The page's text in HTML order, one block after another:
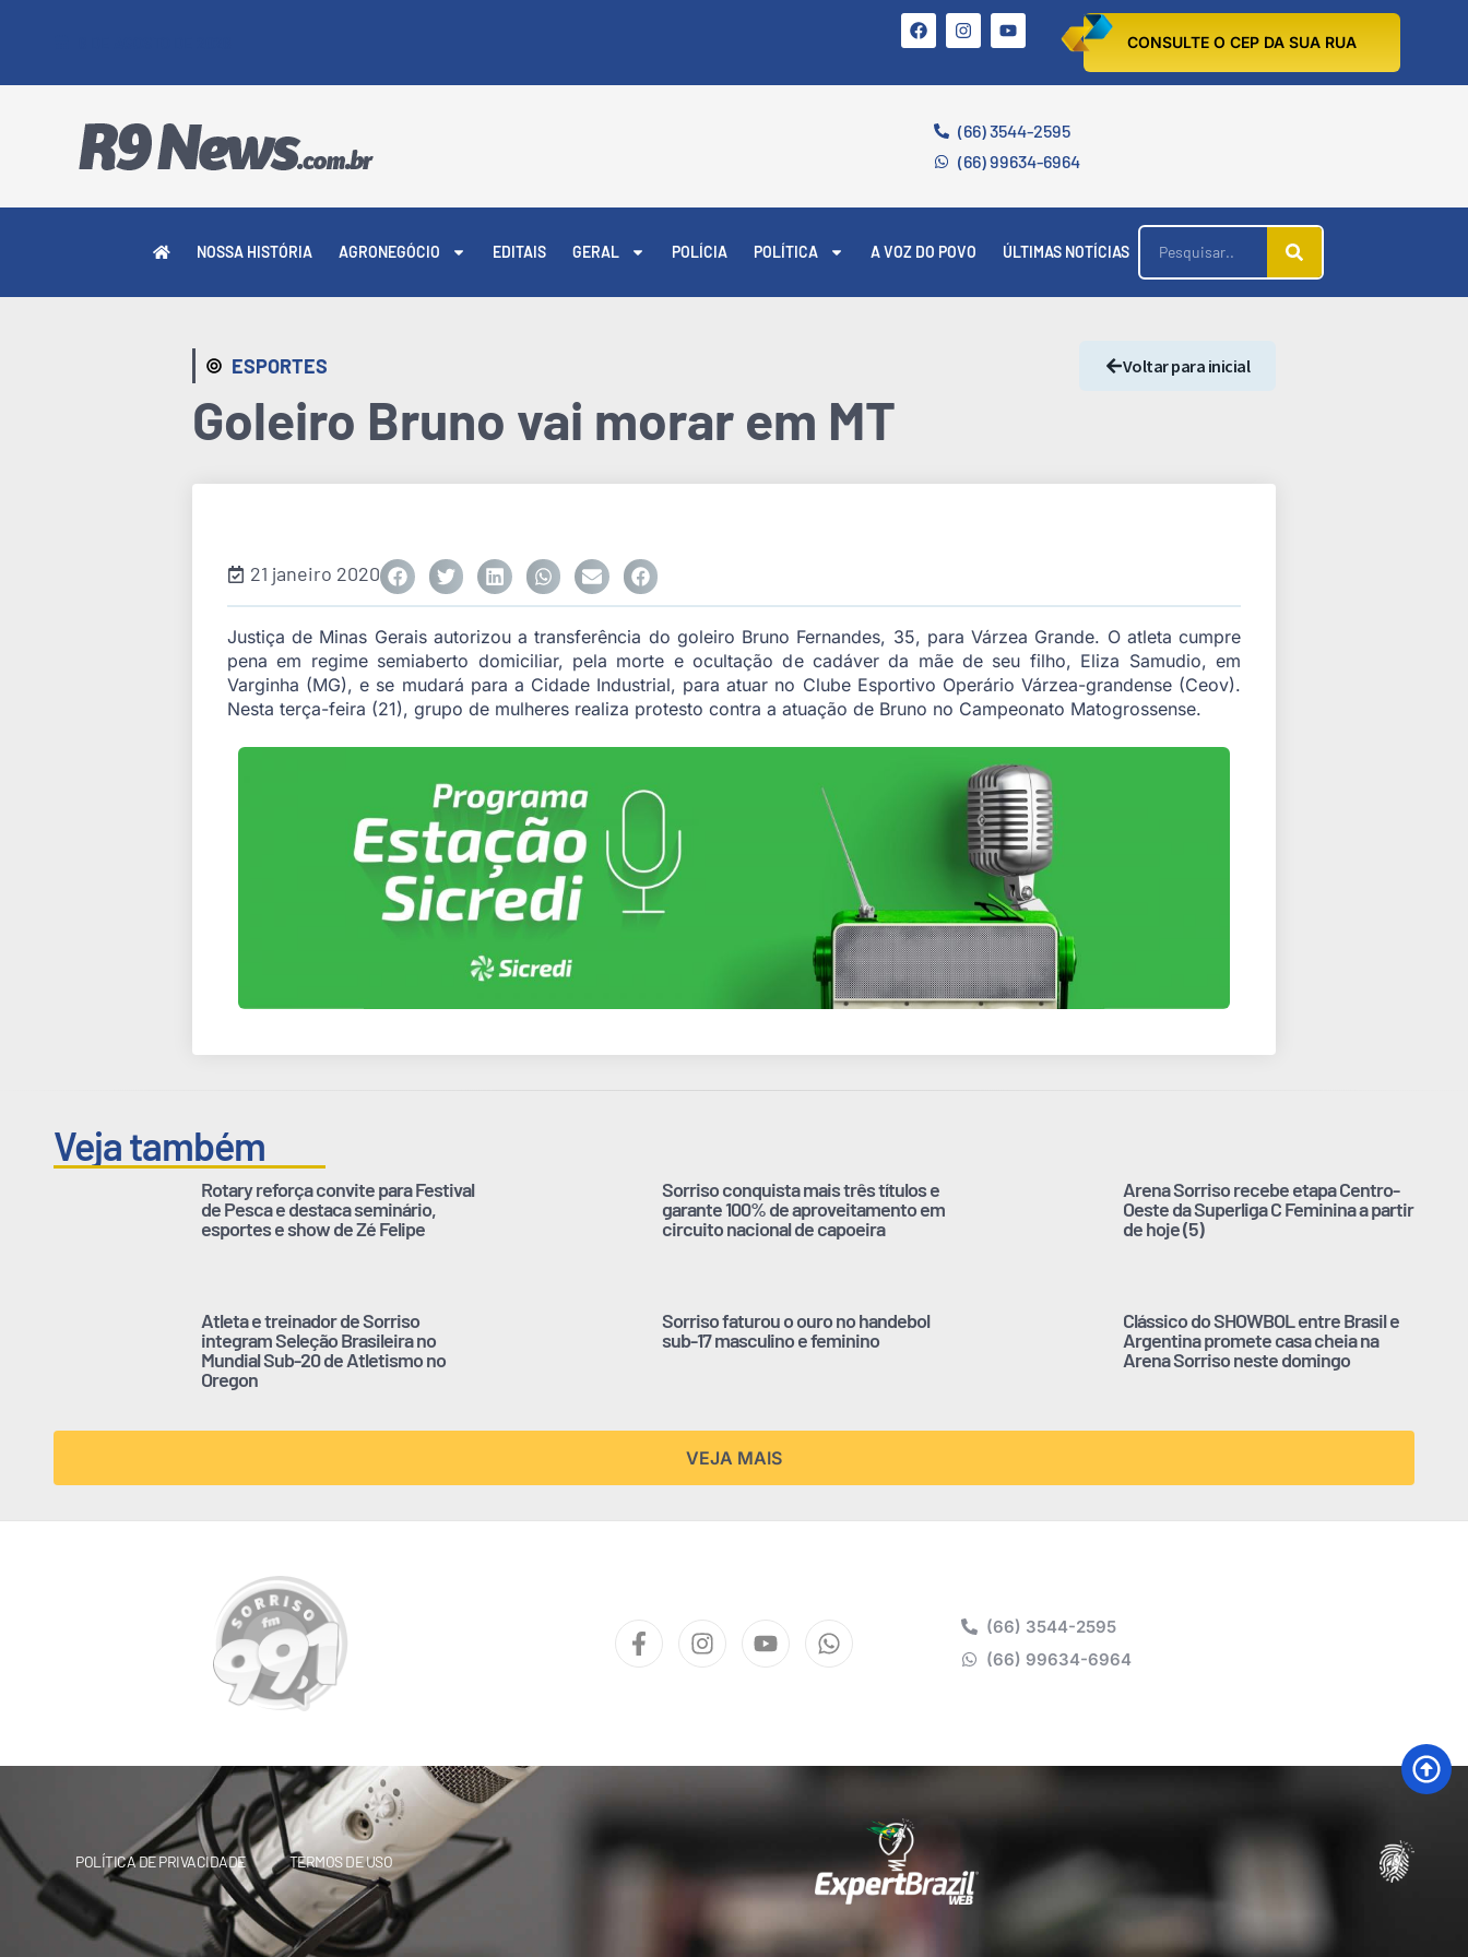
CONSULTE O CEP DA SUA RUA
(66) 3544-2595
(66) 99634-6964
NOSSA HISTÓRIA AGRONEGÓCIO EDITAIS GERAL POLÍCIA POLÍTICA A VOZ DO POVO ÚLTIMAS NOTÍCIAS
ESPORTES Voltar para inicial
Goleiro Bruno vai morar em MT
21 janeiro 2020
Justiça de Minas Gerais autorizou a transferência do goleiro Bruno Fernandes, 35, para Várzea Grande. O atleta cumpre
pena em regime semiaberto domiciliar, pela morte e ocultação de cadáver da mãe de seu filho, Eliza Samudio, em
Varginha (MG), e se mudará para a Cidade Industrial, para atuar no Clube Esportivo Operário Várzea-grandense (Ceov).
Nesta terça-feira (21), grupo de mulheres realiza protesto contra a atuação de Bruno no Campeonato Matogrossense.
Veja também
Rotary reforça convite para Festival
de Pesca e destaca seminário,
esportes e show de Zé Felipe
Sorriso conquista mais três títulos e
garante 100% de aproveitamento em
circuito nacional de capoeira
Arena Sorriso recebe etapa Centro-
Oeste da Superliga C Feminina a partir
de hoje (5)
Atleta e treinador de Sorriso
integram Seleção Brasileira no
Mundial Sub-20 de Atletismo no
Oregon
Sorriso faturou o ouro no handebol
sub-17 masculino e feminino
Clássico do SHOWBOL entre Brasil e
Argentina promete casa cheia na
Arena Sorriso neste domingo
VEJA MAIS
(66) 3544-2595
(66) 99634-6964
POLÍTICA DE PRIVACIDADE TERMOS DE USO